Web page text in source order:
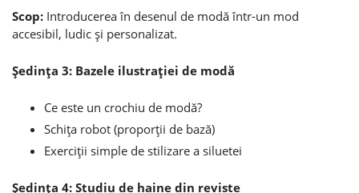
Scop: Introducerea în desenul de modă într-un mod
accesibil, ludic şi personalizat.
Şedinţa 3: Bazele ilustraţiei de modă
Ce este un crochiu de modă?
Schiţa robot (proporţii de bază)
Exerciţii simple de stilizare a siluetei
Şedinţa 4: Studiu de haine din reviste